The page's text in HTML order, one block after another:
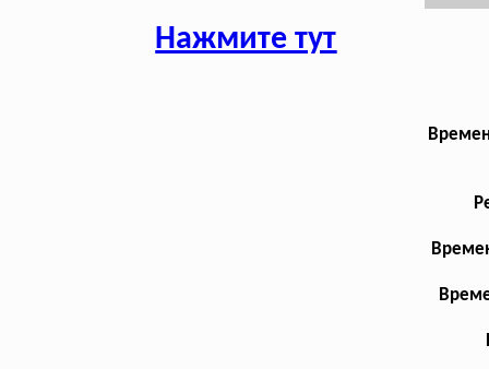
Нажмите тут